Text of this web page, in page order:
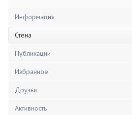
Информация
Стена
Публикации
Избранное
Друзья
Активность